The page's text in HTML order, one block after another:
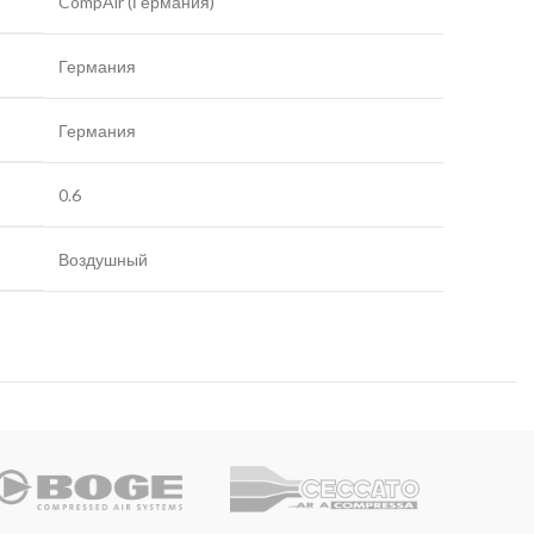
Германия
Германия
0.6
Воздушный